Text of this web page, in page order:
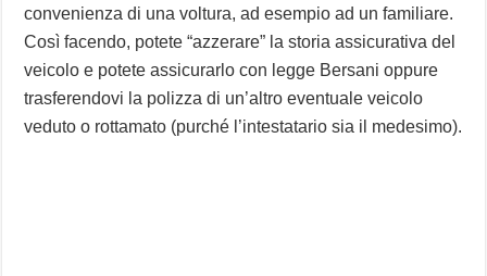
convenienza di una voltura, ad esempio ad un familiare.
Così facendo, potete “azzerare” la storia assicurativa del
veicolo e potete assicurarlo con legge Bersani oppure
trasferendovi la polizza di un’altro eventuale veicolo
veduto o rottamato (purché l’intestatario sia il medesimo).